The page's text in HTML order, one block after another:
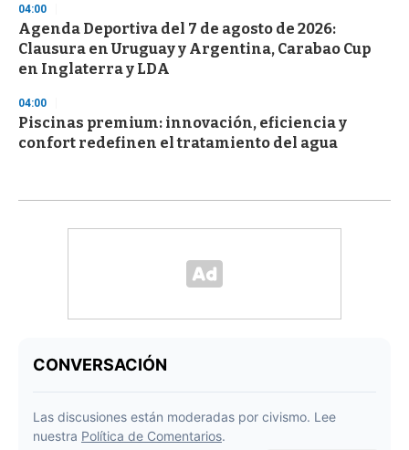
04:00
Agenda Deportiva del 7 de agosto de 2026:
Clausura en Uruguay y Argentina, Carabao Cup
en Inglaterra y LDA
04:00
Piscinas premium: innovación, eficiencia y
confort redefinen el tratamiento del agua